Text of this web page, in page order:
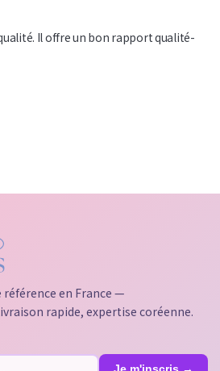
Il offre un bon rapport qualité-
en France —
rapide, expertise coréenne.